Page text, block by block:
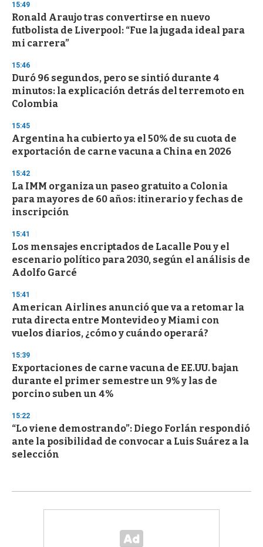
d
s
o
f
3
s
e
c
o
n
15:49
Ronald Araujo tras convertirse en nuevo
futbolista de Liverpool: “Fue la jugada ideal para
mi carrera”
15:46
Duró 96 segundos, pero se sintió durante 4
minutos: la explicación detrás del terremoto en
Colombia
15:45
Argentina ha cubierto ya el 50% de su cuota de
exportación de carne vacuna a China en 2026
15:42
La IMM organiza un paseo gratuito a Colonia
para mayores de 60 años: itinerario y fechas de
inscripción
15:41
Los mensajes encriptados de Lacalle Pou y el
escenario político para 2030, según el análisis de
Adolfo Garcé
15:41
American Airlines anunció que va a retomar la
ruta directa entre Montevideo y Miami con
vuelos diarios, ¿cómo y cuándo operará?
15:39
Exportaciones de carne vacuna de EE.UU. bajan
durante el primer semestre un 9% y las de
porcino suben un 4%
15:22
“Lo viene demostrando”: Diego Forlán respondió
ante la posibilidad de convocar a Luis Suárez a la
selección